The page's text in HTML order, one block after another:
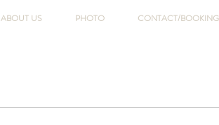
ABOUT US PHOTO CONTACT/